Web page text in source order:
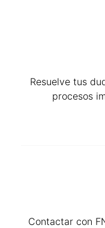
Resuelve tus
procesos
Contactar con